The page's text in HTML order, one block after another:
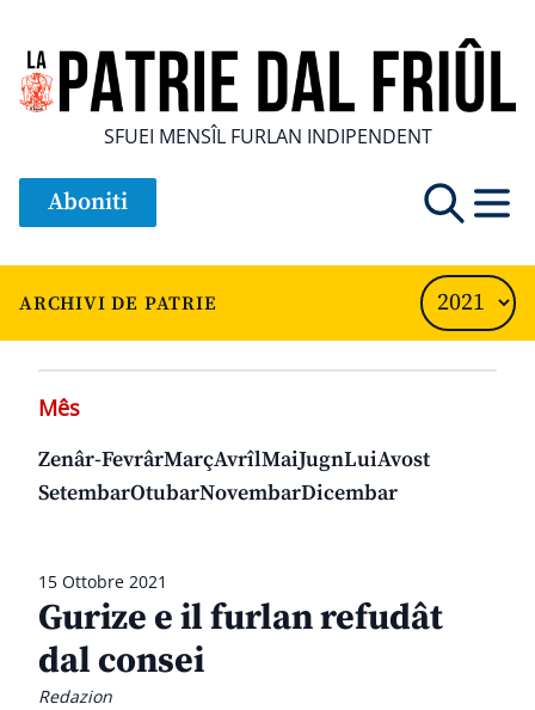
SFUEI MENSÎL FURLAN INDIPENDENT
Aboniti
ARCHIVI DE PATRIE
15 Ottobre 2021
Gurize e il furlan refudât
dal consei
Redazion
Mês
Zenâr-FevrârMarçAvrîlMaiJugnLuiAvost
SetembarOtubarNovembarDicembar